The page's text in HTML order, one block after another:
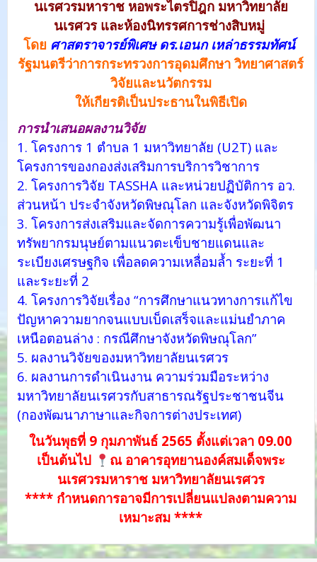
นเรศวรมหาราช หอพระไตรปิฎก มหาวิทยาลัย
นเรศวร และห้องนิทรรศการช่างสิบหมู่
โดย ศาสตราจารย์พิเศษ ดร.เอนก เหล่าธรรมทัศน์
รัฐมนตรีว่าการกระทรวงการอุดมศึกษา วิทยาศาสตร์
วิจัยและนวัตกรรม
ให้เกียรติเป็นประธานในพิธีเปิด
การนำเสนอผลงานวิจัย
1. โครงการ 1 ตำบล 1 มหาวิทยาลัย (U2T) และ
โครงการของกองส่งเสริมการบริการวิชาการ
2. โครงการวิจัย TASSHA และหน่วยปฏิบัติการ อว.
ส่วนหน้า ประจำจังหวัดพิษณุโลก และจังหวัดพิจิตร
3. โครงการส่งเสริมและจัดการความรู้เพื่อพัฒนา
ทรัพยากรมนุษย์ตามแนวตะเข็บชายแดนและ
ระเบียงเศรษฐกิจ เพื่อลดความเหลื่อมล้ำ ระยะที่ 1
และระยะที่ 2
4. โครงการวิจัยเรื่อง “การศึกษาแนวทางการแก้ไข
ปัญหาความยากจนแบบเบ็ดเสร็จและแม่นยำภาค
เหนือตอนล่าง : กรณีศึกษาจังหวัดพิษณุโลก”
5. ผลงานวิจัยของมหาวิทยาลัยนเรศวร
6. ผลงานการดำเนินงาน ความร่วมมือระหว่าง
มหาวิทยาลัยนเรศวรกับสาธารณรัฐประชาชนจีน
(กองพัฒนาภาษาและกิจการต่างประเทศ)
ในวันพุธที่ 9 กุมภาพันธ์ 2565 ตั้งแต่เวลา 09.00
เป็นต้นไป
ณ อาคารอุทยานองค์สมเด็จพระ
นเรศวรมหาราช มหาวิทยาลัยนเรศวร
**** กำหนดการอาจมีการเปลี่ยนแปลงตามความ
เหมาะสม ****